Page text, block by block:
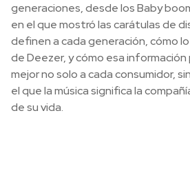
generaciones, desde los Baby
en el que mostró las carátulas de
definen a cada generación, cómo
de Deezer, y cómo esa
mejor no solo a cada consumidor,
el que la música significa la
de su vida.